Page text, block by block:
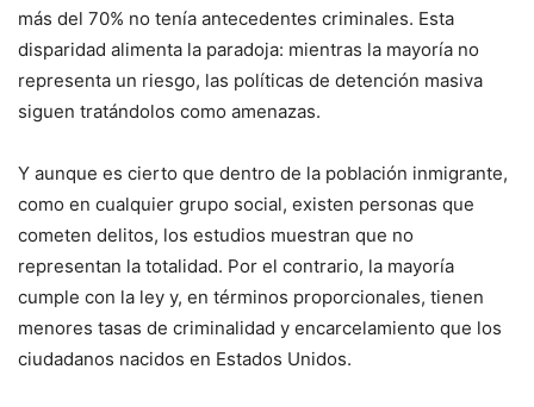
más del 70% no tenía antecedentes criminales. Esta
disparidad alimenta la paradoja: mientras la mayoría no
representa un riesgo, las políticas de detención masiva
siguen tratándolos como amenazas.
Y aunque es cierto que dentro de la población inmigrante,
como en cualquier grupo social, existen personas que
cometen delitos, los estudios muestran que no
representan la totalidad. Por el contrario, la mayoría
cumple con la ley y, en términos proporcionales, tienen
menores tasas de criminalidad y encarcelamiento que los
ciudadanos nacidos en Estados Unidos.